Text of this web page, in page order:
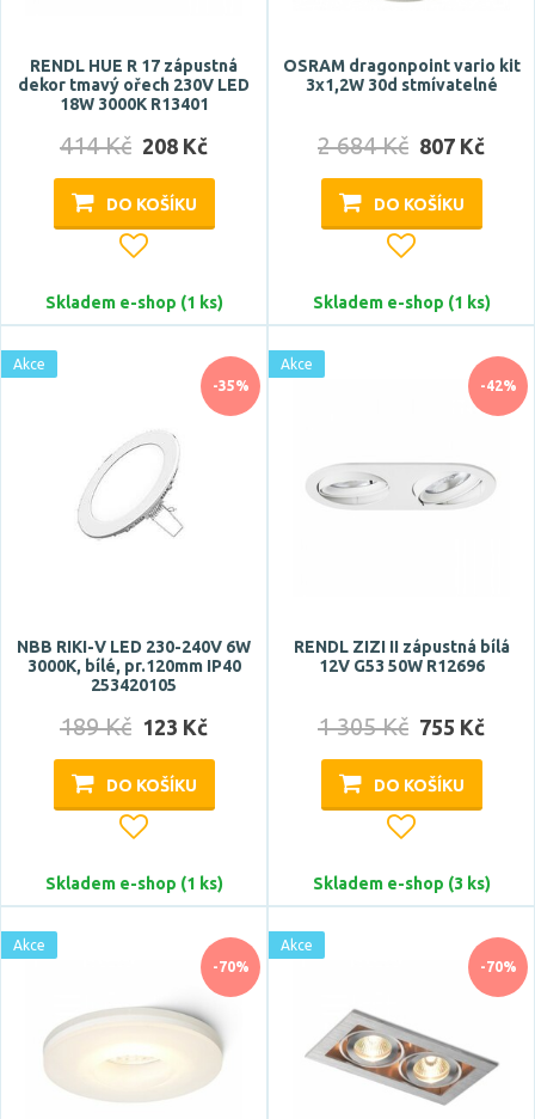
<8 m2
<10 m2
Zobrazit více
Úhel vyzařování
17 °
18 °
Patice
G4
G53
Zobrazit více
Typ zdroje
RENDL HUE R 17 zápustná
dekor tmavý ořech 230V LED
18W 3000K R13401
414 Kč 208 Kč
DO KOŠÍKU
Skladem e-shop (1 ks)
OSRAM dragonpoint vario kit
3x1,2W 30d stmívatelné
2 684 Kč 807 Kč
DO KOŠÍKU
Skladem e-shop (1 ks)
-35%
Akce
NBB RIKI-V LED 230-240V 6W
3000K, bílé, pr.120mm IP40
253420105
189 Kč 123 Kč
DO KOŠÍKU
Skladem e-shop (1 ks)
-42%
Akce
RENDL ZIZI II zápustná bílá
12V G53 50W R12696
1 305 Kč 755 Kč
DO KOŠÍKU
Skladem e-shop (3 ks)
-70%
Akce
-70%
Akce